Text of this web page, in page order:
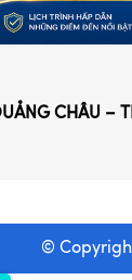
CHÂU –
©